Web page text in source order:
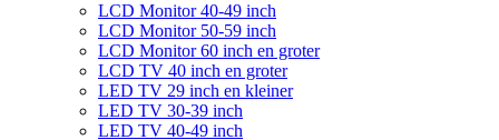
LCD Monitor 40-49 inch
LCD Monitor 50-59 inch
LCD Monitor 60 inch en groter
LCD TV 40 inch en groter
LED TV 29 inch en kleiner
LED TV 30-39 inch
LED TV 40-49 inch